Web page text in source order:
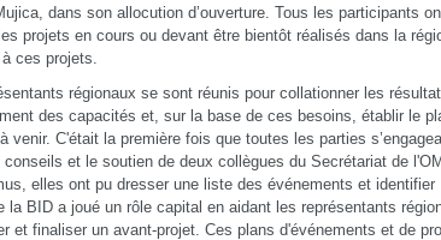
dans son allocution d’ouverture. Tous les participants
projets en cours ou devant être bientôt réalisés dans la
ces projets.
régionaux se sont réunis pour collationner les
des capacités et, sur la base de ces besoins, établir le
venir. C'était la première fois que toutes les parties
et le soutien de deux collègues du Secrétariat de
elles ont pu dresser une liste des événements et identifier
la BID a joué un rôle capital en aidant les représentants
et finaliser un avant-projet. Ces plans d'événements et de